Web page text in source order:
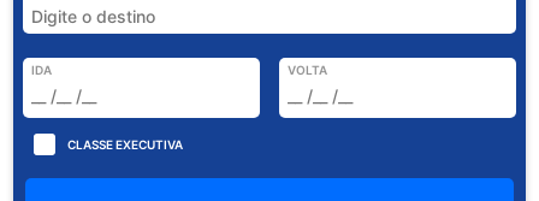
IDA VOLTA
CLASSE EXECUTIVA